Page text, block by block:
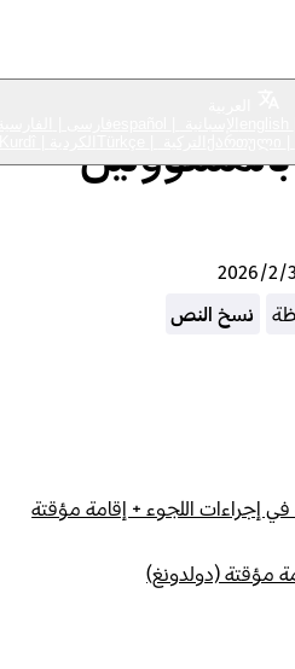
نسخ النص
اللجوء + إقامة مؤقتة
(دولدونغ)